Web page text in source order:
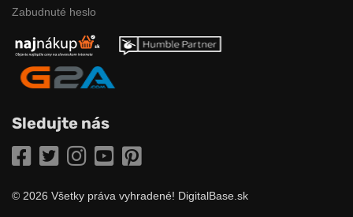
Zabudnuté heslo
Sledujte nás
Facebook
TwitterInstagramYouTube
© 2026 Všetky práva vyhradené! DigitalBase.sk